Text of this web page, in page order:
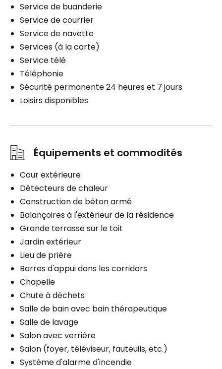
Service de buanderie
Service de courrier
Service de navette
Services (à la carte)
Service télé
Téléphonie
Sécurité permanente 24 heures et 7 jours
Loisirs disponibles
Équipements et commodités
Cour extérieure
Détecteurs de chaleur
Construction de béton armé
Balançoires à l'extérieur de la résidence
Grande terrasse sur le toit
Jardin extérieur
Lieu de prière
Barres d'appui dans les corridors
Chapelle
Chute à déchets
Salle de bain avec bain thérapeutique
Salle de lavage
Salon avec verrière
Salon (foyer, téléviseur, fauteuils, etc.)
Système d'alarme d'incendie